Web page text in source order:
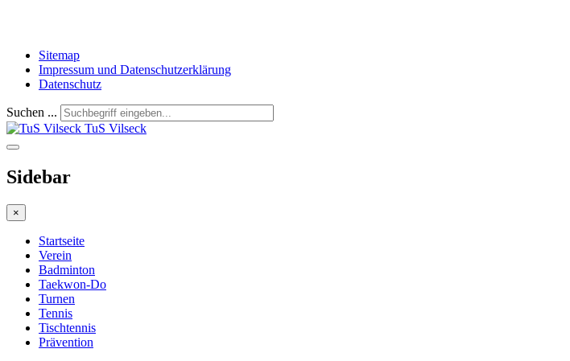
Sitemap
Impressum und Datenschutzerklärung
Datenschutz
Suchen ...
TuS Vilseck
Sidebar
×
Startseite
Verein
Badminton
Taekwon-Do
Turnen
Tennis
Tischtennis
Prävention